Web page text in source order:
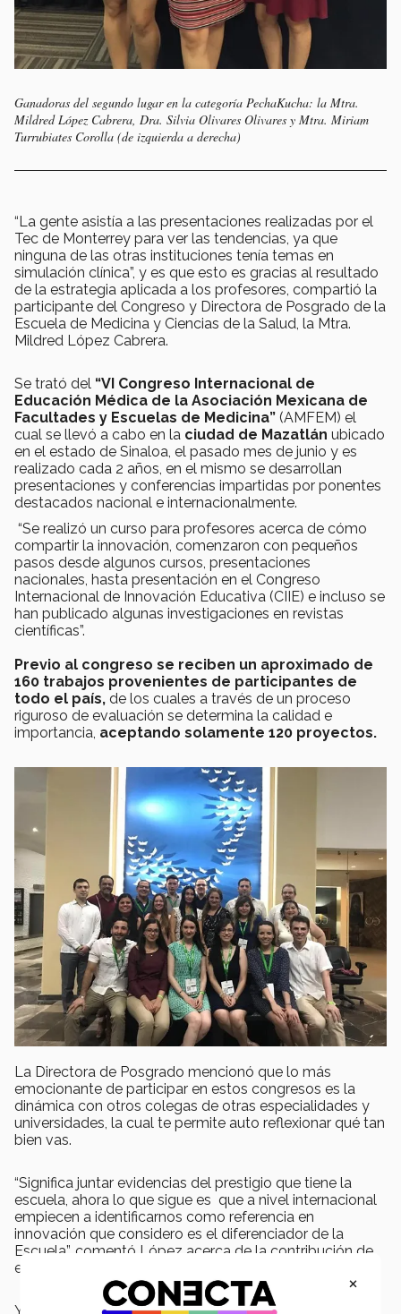
Ganadoras del segundo lugar en la categoría PechaKucha: la Mtra.
Mildred López Cabrera, Dra. Silvia Olivares Olivares y Mtra. Miriam
Turrubiates Corolla (de izquierda a derecha)
“La gente asistía a las presentaciones realizadas por el
Tec de Monterrey para ver las tendencias, ya que
ninguna de las otras instituciones tenía temas en
simulación clínica”, y es que esto es gracias al resultado
de la estrategia aplicada a los profesores, compartió la
participante del Congreso y Directora de Posgrado de la
Escuela de Medicina y Ciencias de la Salud, la Mtra.
Mildred López Cabrera.
Se trató del “VI Congreso Internacional de
Educación Médica de la Asociación Mexicana de
Facultades y Escuelas de Medicina” (AMFEM) el
cual se llevó a cabo en la ciudad de Mazatlán ubicado
en el estado de Sinaloa, el pasado mes de junio y es
realizado cada 2 años, en el mismo se desarrollan
presentaciones y conferencias impartidas por ponentes
destacados nacional e internacionalmente.
“Se realizó un curso para profesores acerca de cómo
compartir la innovación, comenzaron con pequeños
pasos desde algunos cursos, presentaciones
nacionales, hasta presentación en el Congreso
Internacional de Innovación Educativa (CIIE) e incluso se
han publicado algunas investigaciones en revistas
científicas”.
Previo al congreso se reciben un aproximado de
160 trabajos provenientes de participantes de
todo el país, de los cuales a través de un proceso
riguroso de evaluación se determina la calidad e
importancia, aceptando solamente 120 proyectos.
La Directora de Posgrado mencionó que lo más
emocionante de participar en estos congresos es la
dinámica con otros colegas de otras especialidades y
universidades, la cual te permite auto reflexionar qué tan
bien vas.
“Significa juntar evidencias del prestigio que tiene la
escuela, ahora lo que sigue es que a nivel internacional
empiecen a identificarnos como referencia en
innovación que considero es el diferenciador de la
Escuela”, comentó López acerca de la contribución de
estos reconocimientos para la Institución.
×